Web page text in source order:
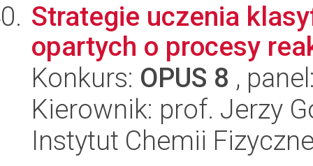
Strategie uczenia
opartych o procesy
Konkurs: OPUS 8 ,
Kierownik: prof. Jerzy
Instytut Chemii